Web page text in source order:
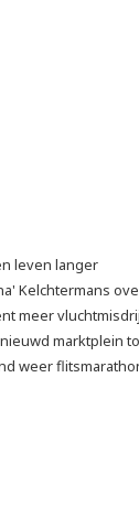
leven langer
Kelchtermans
meer
marktplein
weer